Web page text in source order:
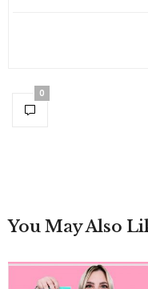
0
You May Also